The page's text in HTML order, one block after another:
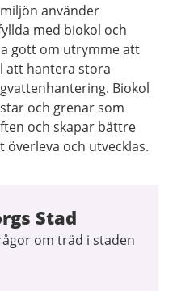
använder
med biokol och
gott om utrymme att
att hantera stora
Biokol
och grenar som
och skapar bättre
och utvecklas.
Stad
om träd i staden